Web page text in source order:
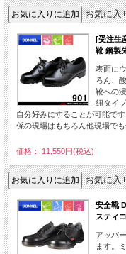
お気に入
[受注生
靴 鋼製
表面に
ろん、
靴への
紐タイ
自分好みにすることが可能で
係の現場はもちろん他現場で
価格： 11,550円(税込)
お気に入
安全靴
スティ
アッパ
ます。